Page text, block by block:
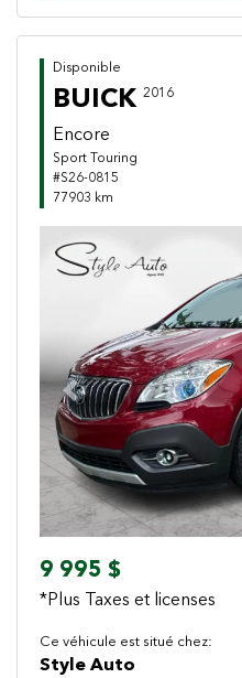
Disponible
BUICK 2016
Encore
Sport Touring
#S26-0815
77903 km
Previous
9 995 $
*Plus Taxes et licenses
Ce véhicule est situé chez:
Style Auto